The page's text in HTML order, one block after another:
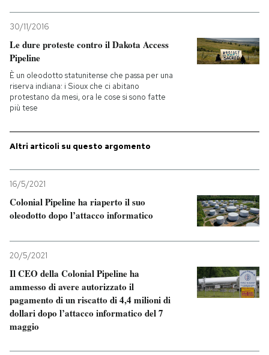
AREA PERSONALE
30/11/2016
Le dure proteste contro il Dakota Access
Pipeline
È un oleodotto statunitense che passa per una
riserva indiana: i Sioux che ci abitano
protestano da mesi, ora le cose si sono fatte
più tese
Altri articoli su questo argomento
16/5/2021
Colonial Pipeline ha riaperto il suo
oleodotto dopo l’attacco informatico
20/5/2021
Il CEO della Colonial Pipeline ha
ammesso di avere autorizzato il
pagamento di un riscatto di 4,4 milioni di
dollari dopo l’attacco informatico del 7
maggio